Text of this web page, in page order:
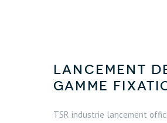
Lancement
gamme
TSR industrie lancement